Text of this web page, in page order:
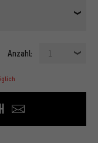
Anzahl: 1